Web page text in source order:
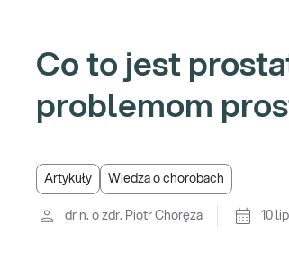
Co to jest
problemom
Artykuły Wiedza o chorobach
dr n. o zdr. Piotr Choręza 10